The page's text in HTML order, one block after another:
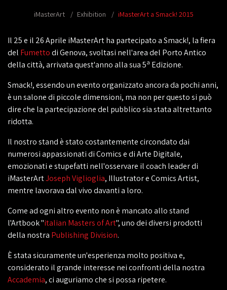
iMasterArt Exhibition iMasterArt a Smack! 2015
Il 25 e il 26 Aprile iMasterArt ha partecipato a Smack!, la fiera
del Fumettodi Genova, svoltasi nell'area del Porto Antico
della città, arrivata quest'anno alla sua 5a Edizione.
Smack!, essendo un evento organizzato ancora da pochi anni,
è un salone di piccole dimensioni, ma non per questo si può
dire che la partecipazione del pubblico sia stata altrettanto
ridotta.
Il nostro stand è stato costantemente circondato dai
numerosi appassionati di Comics e di Arte Digitale,
emozionati e stupefatti nell'osservare il coach leader di
iMasterArtJoseph Viglioglia, Illustrator e Comics Artist,
mentre lavorava dal vivo davanti a loro.
Come ad ogni altro evento non è mancato allo stand
l'Artbook "italian Masters of Art", uno dei diversi prodotti
della nostra Publishing Division.
È stata sicuramente un'esperienza molto positiva e,
considerato il grande interesse nei confronti della nostra
Accademia, ci auguriamo che si possa ripetere.